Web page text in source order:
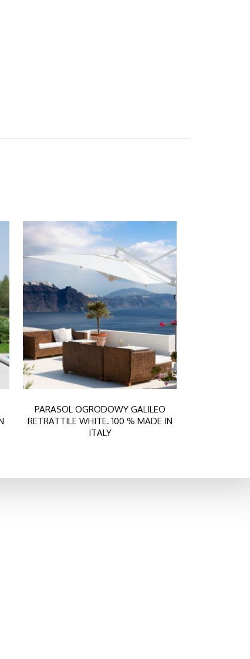
PARASOL OGRODOWY GALILEO
RETRATTILE WHITE. 100 % MADE IN
ITALY